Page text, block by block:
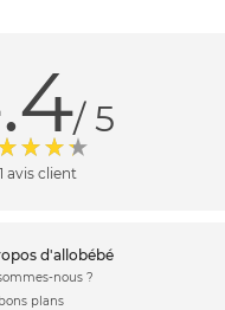
/ 5
avis client
d'allobébé
nous ?
plans